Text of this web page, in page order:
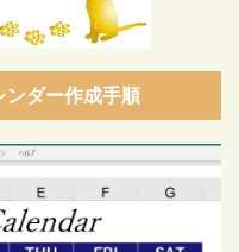
ダー作成手順